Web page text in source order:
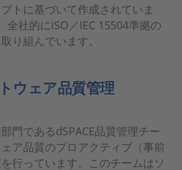
トに基づいて作成されていま
全社的にISO／IEC 15504準拠の
り組んでいます。
ウェア品質管理
門であるdSPACE品質管理チー
ア品質のプロアクティブ（事前
行っています。このチームはソ